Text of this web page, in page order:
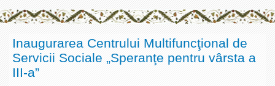
Inaugurarea Centrului Multifuncţional de
Servicii Sociale „Speranţe pentru vârsta a
III-a”